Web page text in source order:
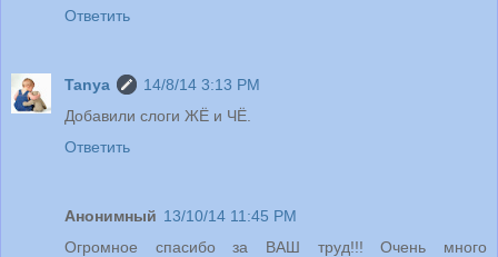
Ответить
Tanya
14/8/14 3:13 PM
Добавили слоги ЖЁ и ЧЁ.
Ответить
Анонимный 13/10/14 11:45 PM
Огромное спасибо за ВАШ труд!!! Очень много